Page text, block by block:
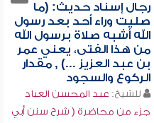
رجال إسناد حديث: (ما
صليت وراء أحد بعد رسول
الله أشبه صلاة برسول الله
من هذا الفتى، يعني عمر
بن عبد العزيز ...) , مقدار
الركوع والسجود
للشيخ: عبد المحسن العباد
جزء من محاضرة ( شرح سنن أبي